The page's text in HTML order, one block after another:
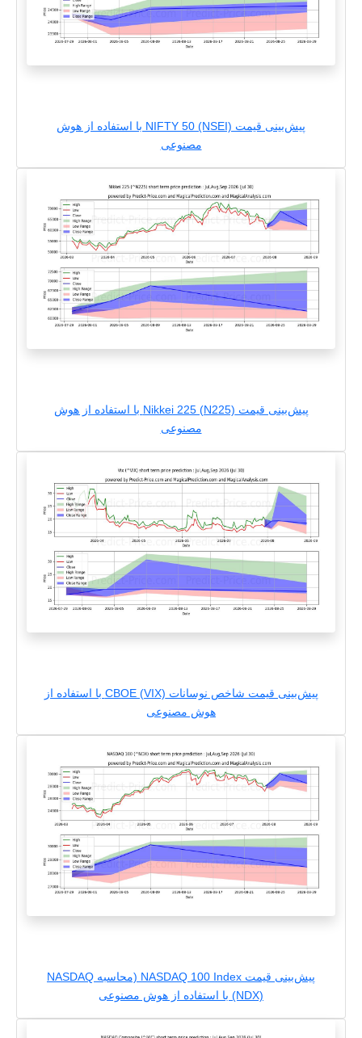
پیش‌بینی قیمت NIFTY 50 (NSEI) با استفاده از هوش
مصنوعی
پیش‌بینی قیمت Nikkei 225 (N225) با استفاده از هوش
مصنوعی
پیش‌بینی قیمت شاخص نوسانات CBOE (VIX) با استفاده از
هوش مصنوعی
پیش‌بینی قیمت NASDAQ 100 Index (محاسبه NASDAQ
(NDX) با استفاده از هوش مصنوعی